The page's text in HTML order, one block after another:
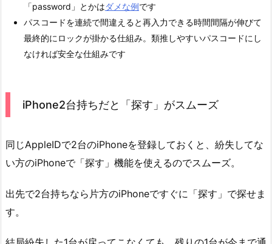
「password」とかはダメな例です
パスコードを連続で間違えると再入力できる時間間隔が伸びて
最終的にロックが掛かる仕組み。類推しやすいパスコードにし
なければ安全な仕組みです
iPhone2台持ちだと「探す」がスムーズ
同じAppleIDで2台のiPhoneを登録しておくと、紛失してな
い方のiPhoneで「探す」機能を使えるのでスムーズ。
出先で2台持ちなら片方のiPhoneですぐに「探す」で探せま
す。